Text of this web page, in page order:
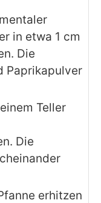
in etwa 1 cm
Die
Paprikapulver
Teller
Die
erhitzen